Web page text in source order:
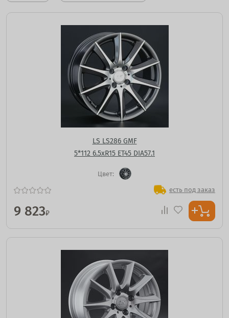
LS LS286 GMF
5*112 6.5xR15 ET45 DIA57.1
Цвет:
есть под заказ
9 823₽